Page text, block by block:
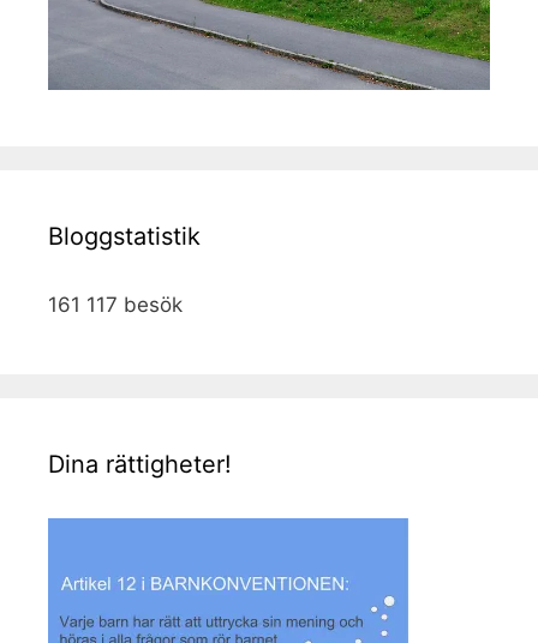
Bloggstatistik
161 117 besök
Dina rättigheter!